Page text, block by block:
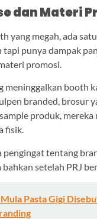
dan Materi
yang megah, ada
punya dampak
promosi.
meninggalkan booth
branded, brosur
produk, mereka
fisik.
pengingat tentang
setelah PRJ
Pasta Gigi